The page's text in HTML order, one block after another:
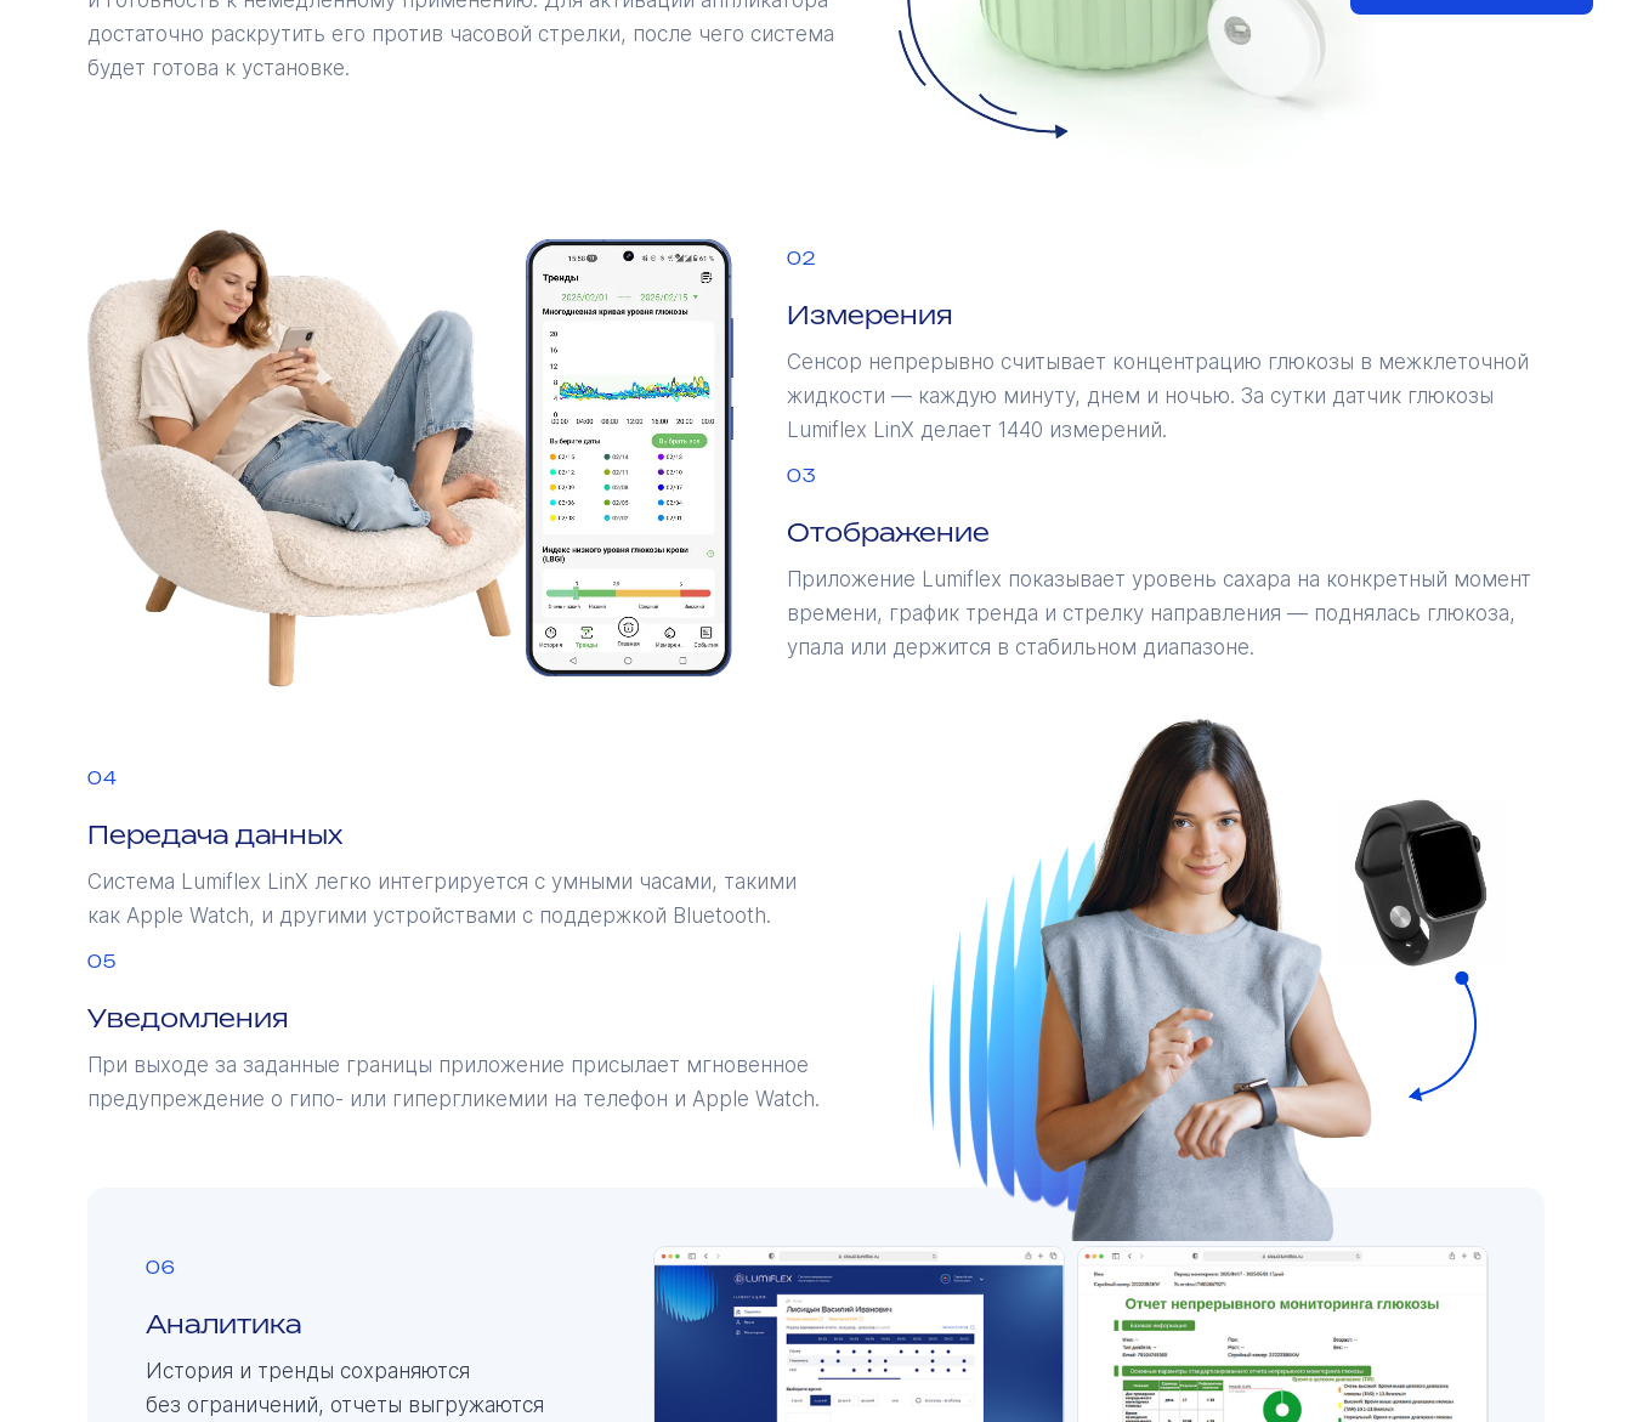
достаточно раскрутить его против часовой стрелки, после чего система
будет готова к установке.
02
Измерения
Сенсор непрерывно считывает концентрацию глюкозы в межклеточной
жидкости — каждую минуту, днем и ночью. За сутки датчик глюкозы
Lumiflex LinX делает 1440 измерений.
03
Отображение
Приложение Lumiflex показывает уровень сахара на конкретный момент
времени, график тренда и стрелку направления — поднялась глюкоза,
упала или держится в стабильном диапазоне.
04
Передача данных
Система Lumiflex LinX легко интегрируется с умными часами, такими
как Apple Watch, и другими устройствами с поддержкой Bluetooth.
05
Уведомления
При выходе за заданные границы приложение присылает мгновенное
предупреждение о гипо- или гипергликемии на телефон и Apple Watch.
06
Аналитика
История и тренды сохраняются
без ограничений, отчеты выгружаются